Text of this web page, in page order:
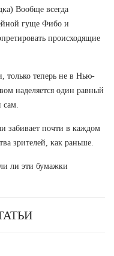
Вообще всегда
гуще Фибо и
происходящие
теперь не в Нью-
наделяется один равный
забивает почти в каждом
зрителей, как раньше.
ли эти бумажки